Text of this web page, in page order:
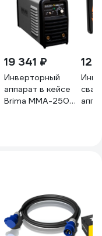
19 341 ₽
Инверторный
аппарат в кейсе
Brima MMA-2500
12